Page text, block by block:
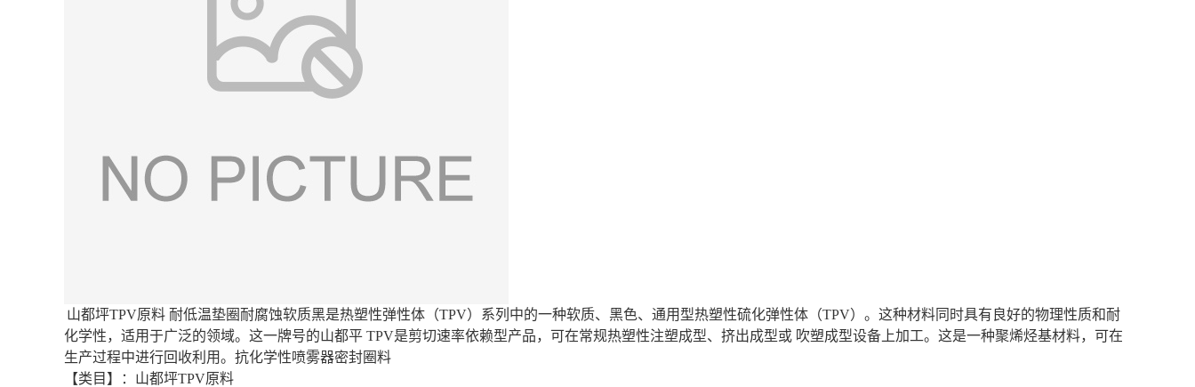
山都坪TPV原料 耐低温垫圈耐腐蚀软质黑是热塑性弹性体（TPV）系列中的一种软质、黑色、通用型热塑性硫化弹性体（TPV）。这种材料同时具有良好的物理性质和耐
化学性，适用于广泛的领域。这一牌号的山都平 TPV是剪切速率依赖型产品，可在常规热塑性注塑成型、挤出成型或 吹塑成型设备上加工。这是一种聚烯烃基材料，可在
生产过程中进行回收利用。抗化学性喷雾器密封圈料
【类目】：山都坪TPV原料